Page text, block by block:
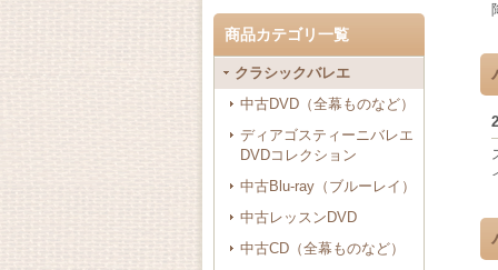
商品カテゴリ一覧
クラシックバレエ
中古DVD（全幕ものなど）
ディアゴスティーニバレエ
DVDコレクション
中古Blu-ray（ブルーレイ）
中古レッスンDVD
中古CD（全幕ものなど）